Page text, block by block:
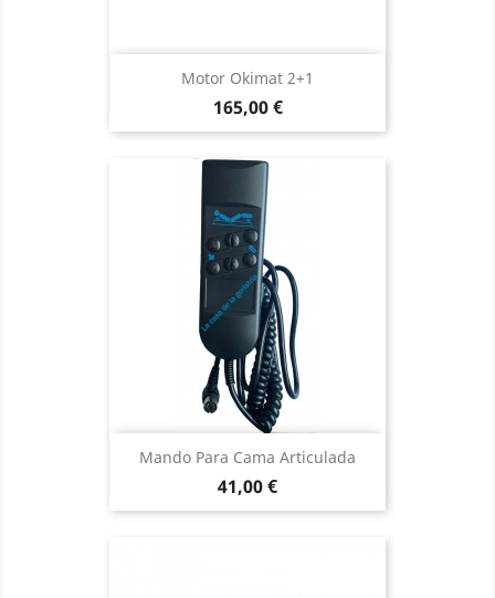
Motor Okimat 2+1
Precio
165,00 €
Mando Para Cama Articulada
Precio
41,00 €